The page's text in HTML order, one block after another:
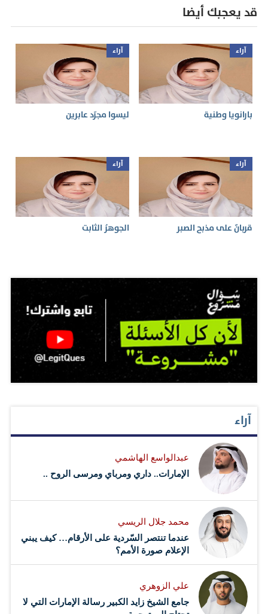
قد يعجبك أيضا
آراء
بارانويا وطنية
آراء
ليسوا مجرّد عابرين
آراء
قربانٌ على مذبح الصبر
آراء
الجوهرُ الثابت
آراء
عبدالواسع الهاشمي
الإمارات.. داري ومرباي ومرسى الروح ..
محمد جلال الريسي
عندما تنتصر السّردية على الأرقام… كيف يبني
الإعلام صورة الأمم؟
علي الزوهري
جامع الشيخ زايد الكبير رسالة الإمارات التي لا